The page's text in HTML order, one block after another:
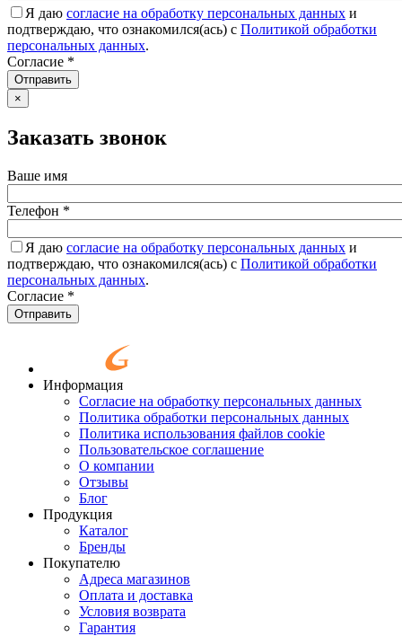
Я даю согласие на обработку персональных данных и
подтверждаю, что ознакомился(ась) с Политикой обработки
персональных данных.
Согласие *
Отправить
×
Заказать звонок
Ваше имя
Телефон *
Я даю согласие на обработку персональных данных и
подтверждаю, что ознакомился(ась) с Политикой обработки
персональных данных.
Согласие *
Отправить
Информация
Согласие на обработку персональных данных
Политика обработки персональных данных
Политика использования файлов cookie
Пользовательское соглашение
О компании
Отзывы
Блог
Продукция
Каталог
Бренды
Покупателю
Адреса магазинов
Оплата и доставка
Условия возврата
Гарантия